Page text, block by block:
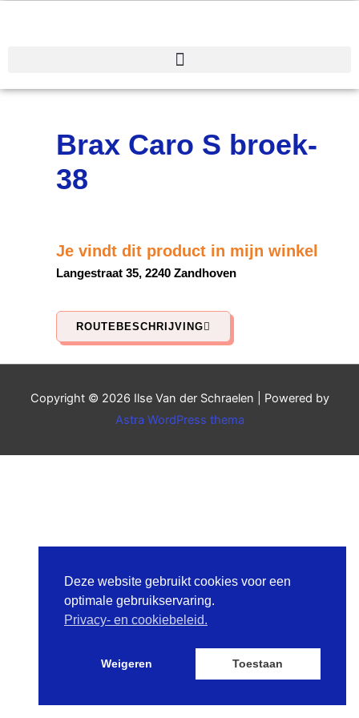
Brax Caro S broek-
38
Je vindt dit product in mijn winkel
Langestraat 35, 2240 Zandhoven
ROUTEBESCHRIJVING
Copyright © 2026 Ilse Van der Schraelen | Powered by
Astra WordPress thema
Deze website gebruikt cookies voor een
optimale gebruikservaring.
Privacy- en cookiebeleid.
Weigeren Toestaan